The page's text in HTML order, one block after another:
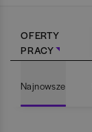
OFERTY
PRACY
Najnowsze